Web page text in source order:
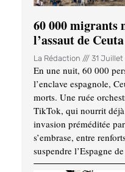
60 000 migrants
l’assaut de Ceuta
La Rédaction 31 Juillet
En une nuit, 60 000
l’enclave espagnole,
morts. Une ruée
TikTok, qui nourrit déjà
invasion préméditée
s’embrase, entre
suspendre l’Espagne